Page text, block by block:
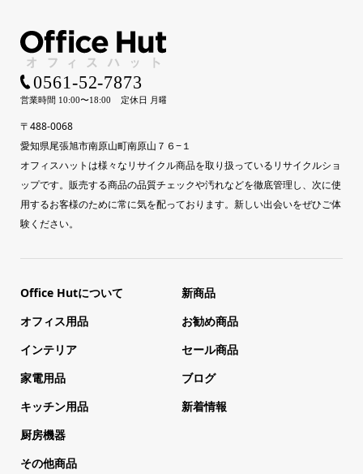
〒488-0068
愛知県尾張旭市南原山町南原山７６−１
オフィスハットは様々なリサイクル商品を取り扱っているリサイクルショ
ップです。販売する商品の品質チェックや汚れなどを徹底管理し、次に使
用するお客様のために常に気を配っております。新しい出会いをぜひご体
験ください。
Office Hutについて
オフィス用品
インテリア
家電用品
キッチン用品
厨房機器
その他商品
新商品
お勧め商品
セール商品
ブログ
新着情報